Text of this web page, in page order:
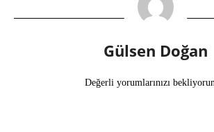
Gülsen Doğan
Değerli yorumlarınızı